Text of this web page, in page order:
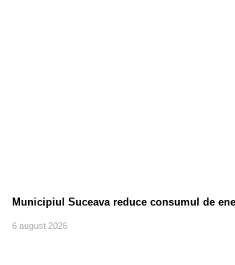
Municipiul Suceava reduce consumul de
6 august 2026